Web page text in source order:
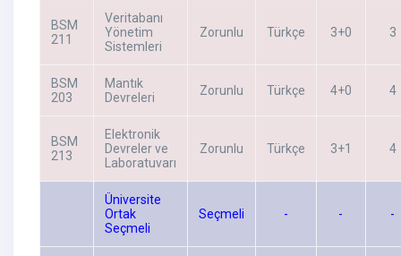
BSM
211
Veritabanı
Yönetim
Sistemleri
Zorunlu Türkçe 3+0 3
BSM
203
Mantık
Devreleri
Zorunlu Türkçe 4+0 4
BSM
213
Elektronik
Devreler ve
Laboratuvarı
Zorunlu Türkçe 3+1 4
Üniversite
Ortak
Seçmeli
Seçmeli - - -